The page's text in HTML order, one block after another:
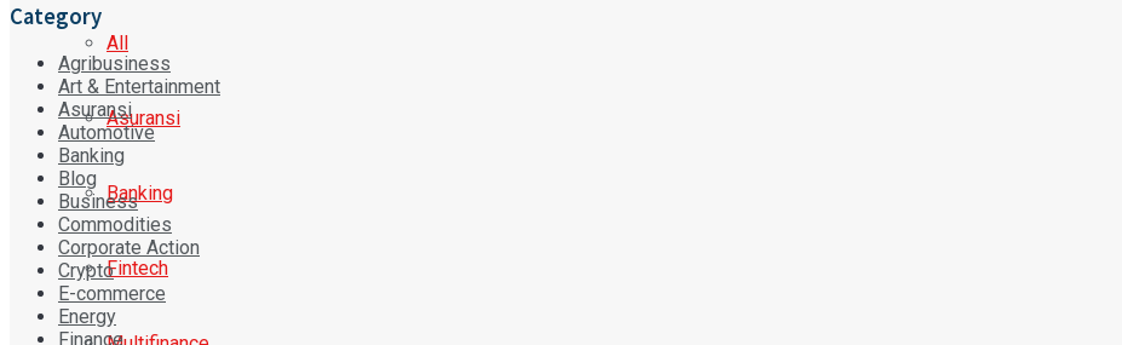
All
Asuransi
Banking
Fintech
Category
Agribusiness
Art & Entertainment
Asuransi
Automotive
Banking
Blog
Business
Commodities
Corporate Action
Crypto
E-commerce
Energy
Finance